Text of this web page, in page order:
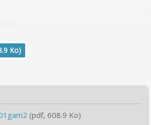
Ko)
(pdf, 608.9 Ko)